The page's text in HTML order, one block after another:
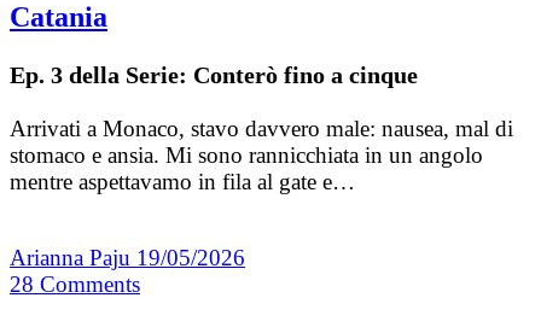
Catania
Ep. 3 della Serie: Conterò fino a cinque
Arrivati a Monaco, stavo davvero male: nausea, mal di
stomaco e ansia. Mi sono rannicchiata in un angolo
mentre aspettavamo in fila al gate e…
Arianna Paju 19/05/2026
28 Comments